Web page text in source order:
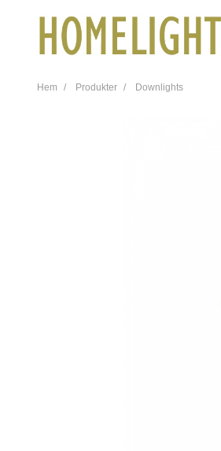
Hem Produkter Downlights